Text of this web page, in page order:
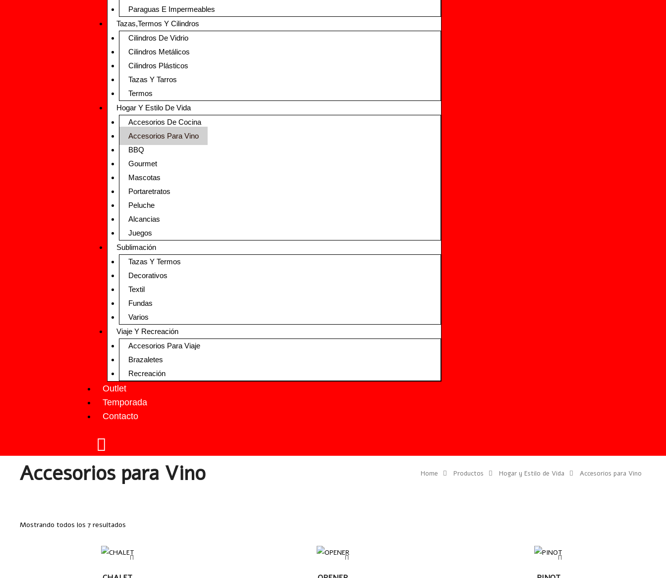
Paraguas E Impermeables
Tazas,Termos Y Cilindros
Cilindros De Vidrio
Cilindros Metálicos
Cilindros Plásticos
Tazas Y Tarros
Termos
Hogar Y Estilo De Vida
Accesorios De Cocina
Accesorios Para Vino
BBQ
Gourmet
Mascotas
Portaretratos
Peluche
Alcancias
Juegos
Sublimación
Tazas Y Termos
Decorativos
Textil
Fundas
Varios
Viaje Y Recreación
Accesorios Para Viaje
Brazaletes
Recreación
Outlet
Temporada
Contacto
Home Productos Hogar y Estilo de Vida Accesorios para Vino
Accesorios para Vino
Mostrando todos los 7 resultados